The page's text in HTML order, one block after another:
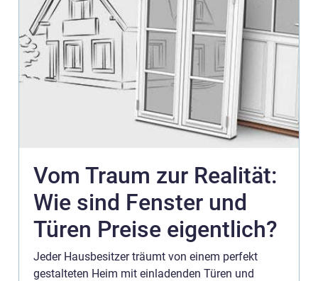
Vom Traum zur Realität:
Wie sind Fenster und
Türen Preise eigentlich?
Jeder Hausbesitzer träumt von einem perfekt
gestalteten Heim mit einladenden Türen und